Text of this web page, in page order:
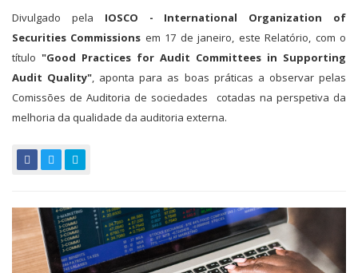
Divulgado pela IOSCO - International Organization of
Securities Commissions em 17 de janeiro, este Relatório, com o
título "Good Practices for Audit Committees in Supporting
Audit Quality", aponta para as boas práticas a observar pelas
Comissões de Auditoria de sociedades cotadas na perspetiva da
melhoria da qualidade da auditoria externa.